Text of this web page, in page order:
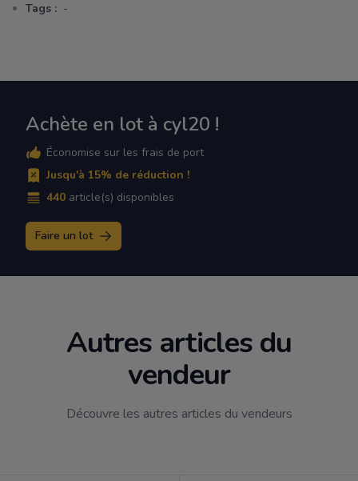
Tags : -
Achète en lot à cyl20 !
Économise sur les frais de port
Jusqu'à 15% de réduction !
440 article(s) disponibles
Faire un lot
Autres articles du
vendeur
Découvre les autres articles du vendeurs